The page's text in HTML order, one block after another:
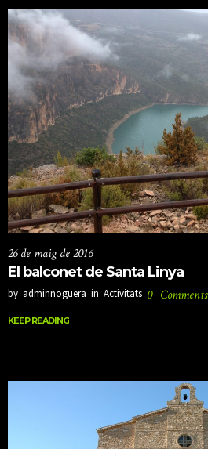
26 de maig de 2016
El balconet de Santa Linya
by adminnoguera in Activitats 0 Comments
KEEP READING